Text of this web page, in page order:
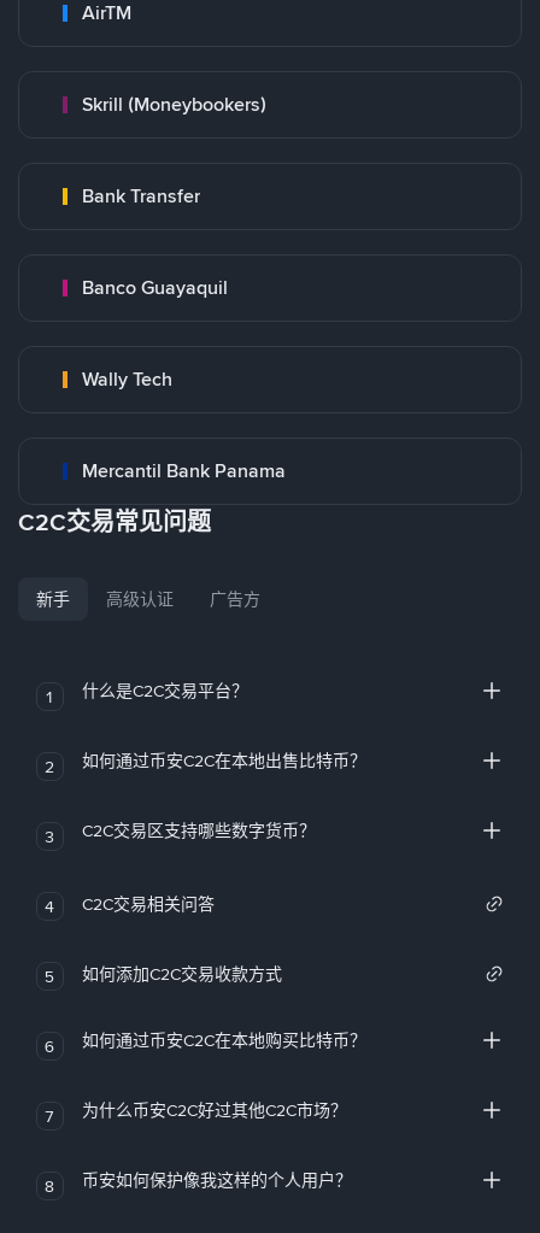
AirTM
Skrill (Moneybookers)
Bank Transfer
Banco Guayaquil
Wally Tech
Mercantil Bank Panama
C2C交易常见问题
新手 高级认证 广告方
1 什么是C2C交易平台？
2 如何通过币安C2C在本地出售比特币？
3 C2C交易区支持哪些数字货币？
4 C2C交易相关问答
5 如何添加C2C交易收款方式
6 如何通过币安C2C在本地购买比特币？
7 为什么币安C2C好过其他C2C市场？
8 币安如何保护像我这样的个人用户？